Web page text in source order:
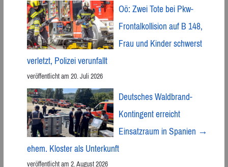
Oö: Zwei Tote bei Pkw-
Frontalkollision auf B 148,
Frau und Kinder schwerst
verletzt, Polizei verunfallt
veröffentlicht am 20. Juli 2026
Deutsches Waldbrand-
Kontingent erreicht
Einsatzraum in Spanien →
ehem. Kloster als Unterkunft
veröffentlicht am 2. August 2026